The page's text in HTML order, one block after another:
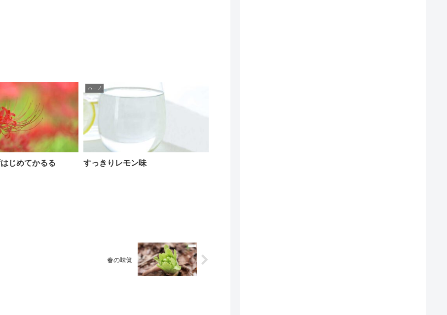
じめてかるる
ハーブ
すっきりレモン味
春の味覚